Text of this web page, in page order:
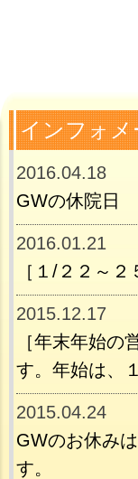
インフォ
2016.04.18
GWの休院日
2016.01.21
［１/２２～
2015.12.17
［年末年始
す。年始は、
2015.04.24
GWのお休み
す。